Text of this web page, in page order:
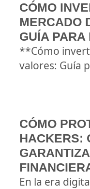
CÓMO
MERCADO
GUÍA PARA
**Cómo
valores: Guía
CÓMO
HACKERS:
En la era